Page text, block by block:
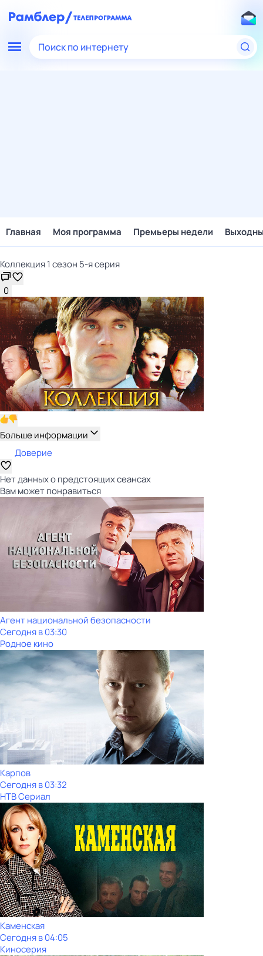
Поиск по интернету
Главная Моя программа Премьеры недели
Коллекция 1 сезон 5-я серия
0
Больше информации
Доверие
Нет данных о предстоящих сеансах
Вам может понравиться
Агент национальной безопасности
Сегодня в 03:30
Родное кино
Карпов
Сегодня в 03:32
НТВ Сериал
Каменская
Сегодня в 04:05
Киносерия